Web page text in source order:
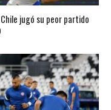
jugó su peor partido